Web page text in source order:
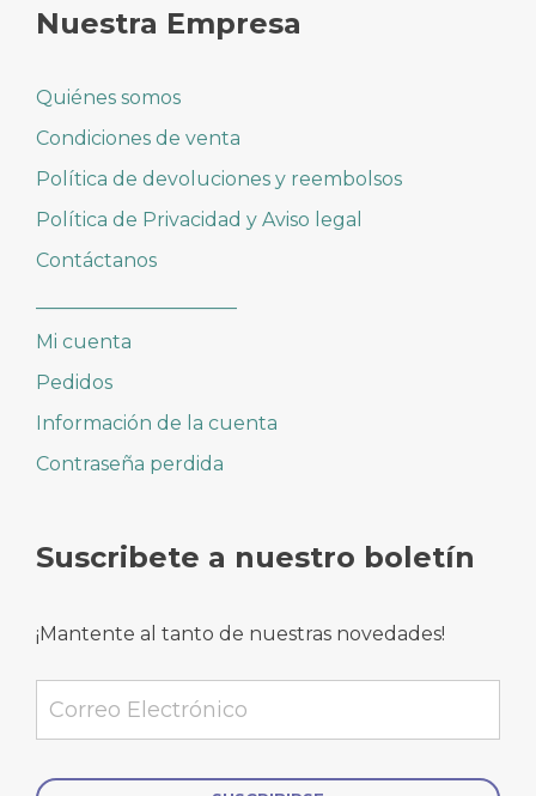
Nuestra Empresa
Quiénes somos
Condiciones de venta
Política de devoluciones y reembolsos
Política de Privacidad y Aviso legal
Contáctanos
Mi cuenta
Pedidos
Información de la cuenta
Contraseña perdida
Suscribete a nuestro boletín
¡Mantente al tanto de nuestras novedades!